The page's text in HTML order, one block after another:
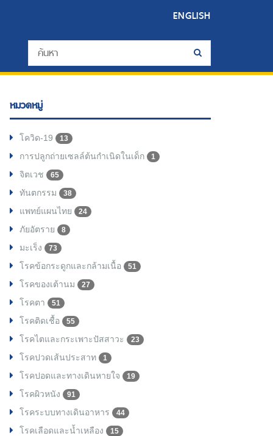
ENGLISH
หมวดหมู่
โควิด-19 13
การปลูกถ่ายเซลล์ต้นกำเนิดในเด็ก 1
จิตเวช 65
ทันตกรรม 38
แพทย์แผนไทย 24
ภัยอัตราย 8
มะเร็ง 73
โรคข้อกระดูกและกล้ามเนื้อ 51
โรคของเต้านม 27
โรคตา 51
โรคติดเชื้อ 55
โรคไตและกระเพาะปัสสาวะ 23
โรคปวดเส้นประสาท 1
โรคปอดและทางเดินหายใจ 19
โรคผิวหนัง 91
โรคระบบทางเดินอาหาร 44
โรคเลือดและน้ำเหลือง 15